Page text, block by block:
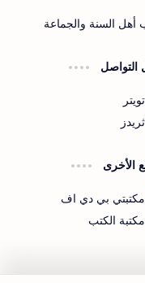
أهل السنة والجماعة
التواصل
تويتر
ثريدز
الأخرى
مكتبتي بي دي اف
مكتبة الكتب